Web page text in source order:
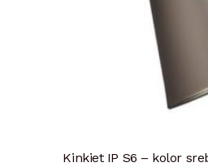
Kinkiet IP S6 – kolor